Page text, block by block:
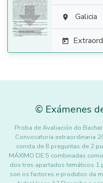
  Galicia

© Exámenes
Proba de Avaliación do
Convocatoria extraordinaria
consta de 8 preguntas de 2
MÁXIMO DE 5 combinadas
dos tres apartados temáticos 1
son os factores e produtos da